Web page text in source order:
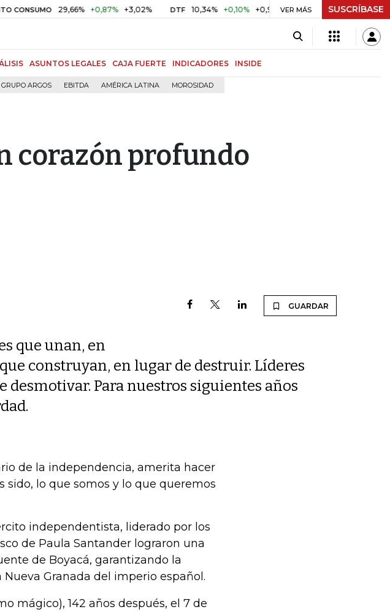
29,66% +0,87% +3,02% DTF 10,34% +0,10% +0,98% UVR $ 416,86 +$ 0,05 +0,01%
VER MÁS SUSCRÍBASE
ASUNTOS LEGALES CAJA FUERTE INDICADORES INSIDE
GRUPO ARGOS EBITDA AMÉRICA LATINA MOROSIDAD
corazón profundo
GUARDAR
que unan, en
construyan, en lugar de destruir. Líderes
desmotivar. Para nuestros siguientes años
de la independencia, amerita hacer
sido, lo que somos y lo que queremos
independentista, liderado por los
de Paula Santander lograron una
de Boyacá, garantizando la
Granada del imperio español.
mágico), 142 años después, el 7 de